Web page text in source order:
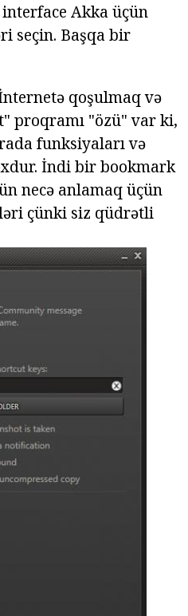
Akka üçün
seçin. Başqa bir
qoşulmaq və
proqramı "özü" var ki,
funksiyaları və
İndi bir bookmark
necə anlamaq üçün
çünki siz qüdrətli